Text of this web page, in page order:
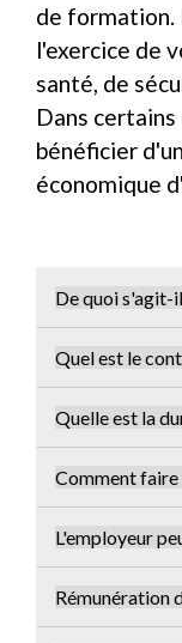
de formation.
l'exercice de
santé, de
Dans certains
bénéficier
économique
De quoi s'agit-
Quel est le
Quelle est la
Comment faire
L'employeur
Rémunération